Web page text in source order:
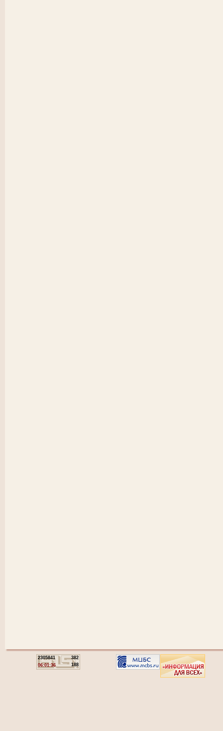
2305841
382
06:01:36
188